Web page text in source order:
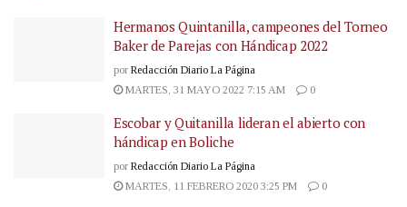
Hermanos Quintanilla, campeones del Torneo
Baker de Parejas con Hándicap 2022
por Redacción Diario La Página
MARTES, 31 MAYO 2022 7:15 AM
0
Escobar y Quitanilla lideran el abierto con
hándicap en Boliche
por Redacción Diario La Página
MARTES, 11 FEBRERO 2020 3:25 PM
0